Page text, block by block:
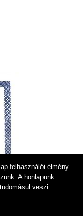
felhasználói élmény
A honlapunk
veszi.